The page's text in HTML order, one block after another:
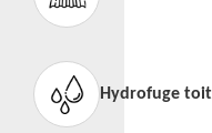
Hydrofuge